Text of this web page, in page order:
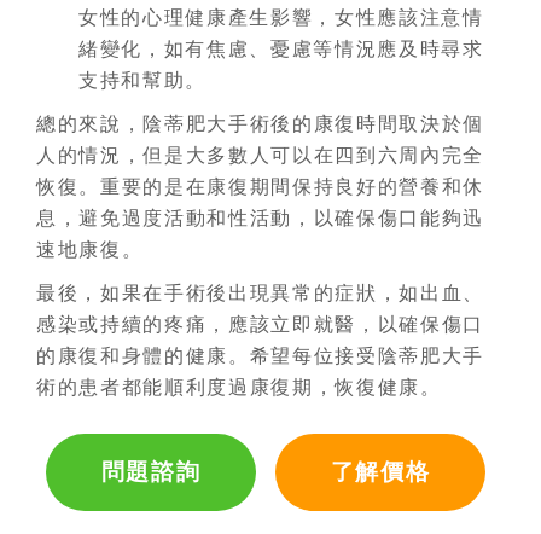
女性的心理健康產生影響，女性應該注意情
緒變化，如有焦慮、憂慮等情況應及時尋求
支持和幫助。
總的來說，陰蒂肥大手術後的康復時間取決於個
人的情況，但是大多數人可以在四到六周內完全
恢復。重要的是在康復期間保持良好的營養和休
息，避免過度活動和性活動，以確保傷口能夠迅
速地康復。
最後，如果在手術後出現異常的症狀，如出血、
感染或持續的疼痛，應該立即就醫，以確保傷口
的康復和身體的健康。希望每位接受陰蒂肥大手
術的患者都能順利度過康復期，恢復健康。
問題諮詢 了解價格